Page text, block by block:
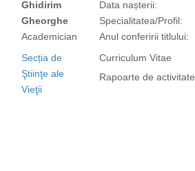
Ghidirim
Gheorghe
Academician
Data nașterii:
Specialitatea/Profil:
Anul conferirii titlului:
Secția de
Ştiinţe ale
Vieţii
Curriculum Vitae
Rapoarte de activitate